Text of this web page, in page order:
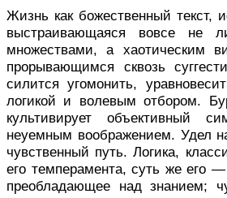
Жизнь как божественный текст,
выстраивающаяся вовсе не
множествами, а хаотическим
прорывающимся сквозь
силится угомонить,
логикой и волевым отбором.
культивирует объективный
неуемным воображением. Удел
чувственный путь. Логика,
его темперамента, суть же его
преобладающее над знанием;